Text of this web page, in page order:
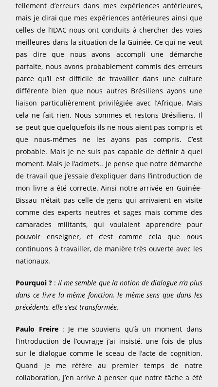
tellement d’erreurs dans mes expériences antérieures,
mais je dirai que mes expériences antérieures ainsi que
celles de l’IDAC nous ont conduits à chercher des voies
meilleures dans la situation de la Guinée. Ce qui ne veut
pas dire que nous avons accompli une démarche
parfaite, nous avons probablement commis des erreurs
parce qu’il est difficile de travailler dans une culture
différente bien que nous autres Brésiliens ayons une
liaison particulièrement privilégiée avec l’Afrique. Mais
cela ne fait rien. Nous sommes et restons Brésiliens. Il
se peut que quelquefois ils ne nous aient pas compris et
que nous-mêmes ne les ayons pas compris. C’est
probable. Mais je ne suis pas capable de définir à quel
moment. Mais je l’admets.. Je pense que notre démarche
de travail que j’essaie d’expliquer dans l’introduction de
mon livre a été correcte. Ainsi notre arrivée en Guinée-
Bissau n’était pas celle de gens qui arrivaient en visite
comme des experts neutres et sages mais comme des
camarades militants, qui voulaient apprendre pour
pouvoir enseigner, et c’est comme cela que nous
continuons à travailler, de manière très ouverte avec les
nationaux.
Pourquoi ? : Il me semble que la notion de dialogue n’a plus
dans ce livre la même fonction, le même sens que dans les
précédents, elle s’est transformée.
Paulo Freire: Je me souviens qu’à un moment dans
l’introduction de l’ouvrage j’ai insisté, une fois de plus
sur le dialogue comme le sceau de l’acte de cognition.
Quand je me réfère au premier temps de notre
collaboration, j’en arrive à penser que notre tâche a été